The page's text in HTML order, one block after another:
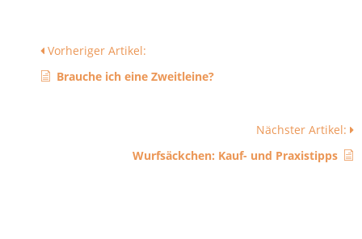
Vorheriger Artikel:
Brauche ich eine Zweitleine?
Nächster Artikel:
Wurfsäckchen: Kauf- und Praxistipps